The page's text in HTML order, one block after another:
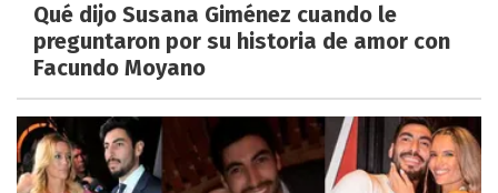
Qué dijo Susana Giménez cuando le
preguntaron por su historia de amor con
Facundo Moyano